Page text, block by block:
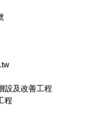
設及改善工程
程